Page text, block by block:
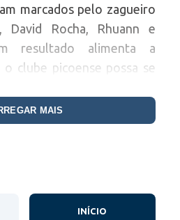
marcados pelo zagueiro
David Rocha, Rhuann e
resultado alimenta a
clube picoense possa se
MAIS
INÍCIO